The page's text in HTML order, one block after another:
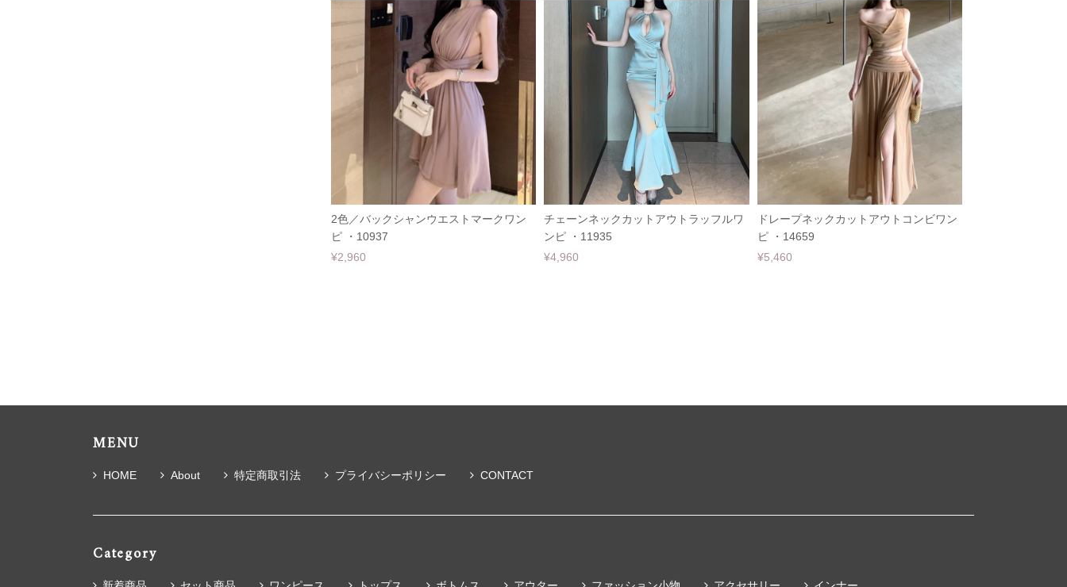
2色／バックシャンウエストマークワン
ピ ・10937
¥2,960
チェーンネックカットアウトラッフルワ
ンピ ・11935
¥4,960
ドレープネックカットアウトコンビワン
ピ ・14659
¥5,460
MENU
HOME About 特定商取引法 プライバシーポリシー CONTACT
Category